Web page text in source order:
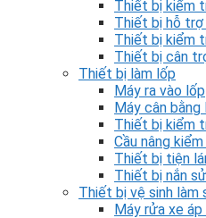
Thiết bị kiểm
Thiết bị hỗ
Thiết bị kiểm
Thiết bị cân
Thiết bị làm lốp
Máy ra vào lốp
Máy cân bằng
Thiết bị kiểm
Cầu nâng
Thiết bị tiện
Thiết bị nắn
Thiết bị vệ sinh làm
Máy rửa xe